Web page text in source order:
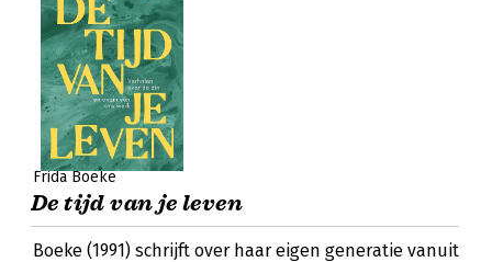
Frida Boeke
De tijd van je leven
Boeke (1991) schrijft over haar eigen generatie vanuit